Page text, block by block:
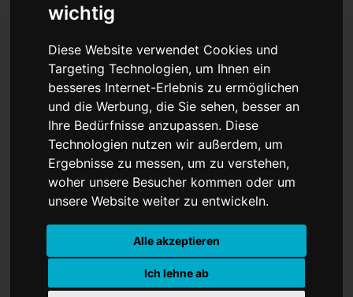
wichtig
Diese Website verwendet Cookies und
Targeting Technologien, um Ihnen ein
besseres Internet-Erlebnis zu ermöglichen
und die Werbung, die Sie sehen, besser an
Ihre Bedürfnisse anzupassen. Diese
Technologien nutzen wir außerdem, um
Ergebnisse zu messen, um zu verstehen,
woher unsere Besucher kommen oder um
unsere Website weiter zu entwickeln.
Alle akzeptieren
Ich lehne ab
Führungen zur
Stadtgeschichte und Sport
im Schaufenster